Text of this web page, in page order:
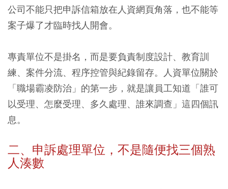
公司不能只把申訴信箱放在人資網頁角落，也不能等
案子爆了才臨時找人開會。
專責單位不是掛名，而是要負責制度設計、教育訓
練、案件分流、程序控管與紀錄留存。人資單位關於
「職場霸凌防治」的第一步，就是讓員工知道「誰可
以受理、怎麼受理、多久處理、誰來調查」這四個訊
息。
二、申訴處理單位，不是隨便找三個熟
人湊數